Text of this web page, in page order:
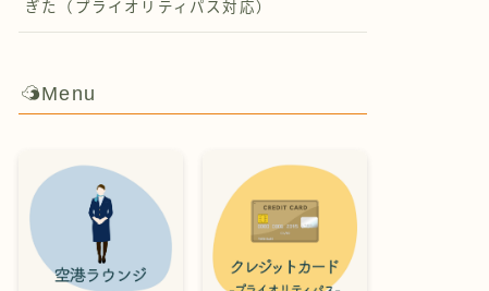
ぎた（プライオリティパス対応）
Menu